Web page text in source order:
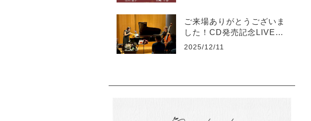
ご来場ありがとうございま
した！CD発売記念LIVE20
25
2025/12/11